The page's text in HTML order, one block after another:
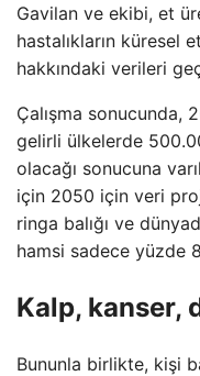
Gavilan ve ekibi, et
hastalıkların küresel
hakkındaki verileri
Çalışma sonucunda,
gelirli ülkelerde
olacağı sonucuna
için 2050 için veri
ringa balığı ve
hamsi sadece yüzde
Kalp, kanser,
Bununla birlikte, kişi